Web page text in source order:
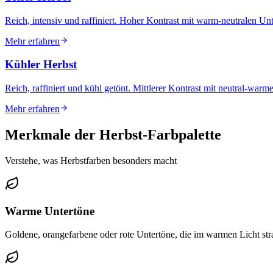
Reich, intensiv und raffiniert. Hoher Kontrast mit warm-neutralen
Mehr erfahren
Kühler Herbst
Reich, raffiniert und kühl getönt. Mittlerer Kontrast mit neutral-
Mehr erfahren
Merkmale der Herbst-Farbpalette
Verstehe, was Herbstfarben besonders macht
Warme Untertöne
Goldene, orangefarbene oder rote Untertöne, die im warmen Licht